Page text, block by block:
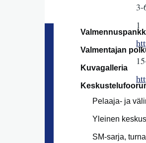
Valmentajan
Kuvagalleria
Pelaaja- ja
Yleinen
SM-sarja,